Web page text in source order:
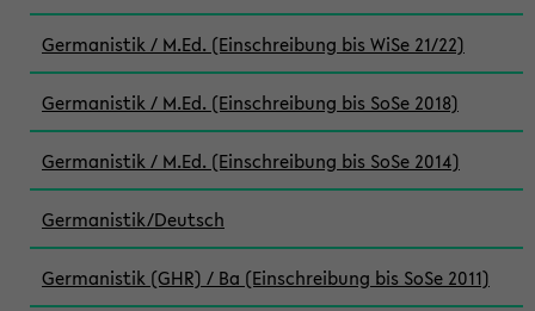
Germanistik / M.Ed. (Einschreibung bis WiSe 21/22)
Germanistik / M.Ed. (Einschreibung bis SoSe 2018)
Germanistik / M.Ed. (Einschreibung bis SoSe 2014)
Germanistik/Deutsch
Germanistik (GHR) / Ba (Einschreibung bis SoSe 2011)